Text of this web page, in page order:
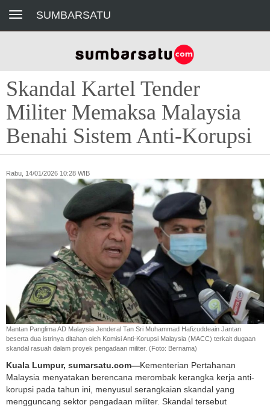
Toggle navigationSUMBARSATU
Skandal Kartel Tender
Militer Memaksa Malaysia
Benahi Sistem Anti-Korupsi
Rabu, 14/01/2026 10:28 WIB
Mantan Panglima AD Malaysia Jenderal Tan Sri Muhammad Hafizuddeain Jantan
beserta dua istrinya ditahan oleh Komisi Anti-Korupsi Malaysia (MACC) terkait dugaan
skandal rasuah dalam proyek pengadaan militer. (Foto: Bernama)
Kuala Lumpur, sumarsatu.com—Kementerian Pertahanan
Malaysia menyatakan berencana merombak kerangka kerja anti-
korupsi pada tahun ini, menyusul serangkaian skandal yang
mengguncang sektor pengadaan militer. Skandal tersebut